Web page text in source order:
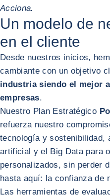
Acciona.
Un modelo de
en el cliente
Desde nuestros inicios,
cambiante con un objetivo
industria siendo el mejor
empresas.
Nuestro Plan Estratégico
refuerza nuestro
tecnología y sostenibilidad,
artificial y el Big Data para
personalizados, sin perder
hasta aquí: la confianza de
Las herramientas de